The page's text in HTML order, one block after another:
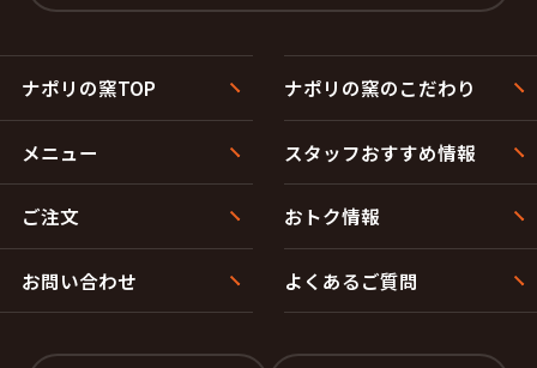
ナポリの窯TOP ナポリの窯のこだわり
メニュー スタッフおすすめ情報
ご注文 おトク情報
お問い合わせ よくあるご質問